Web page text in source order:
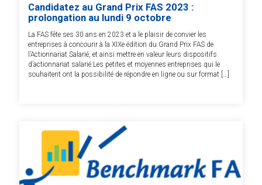
Candidatez au Grand Prix FAS 2023 :
prolongation au lundi 9 octobre
La FAS fête ses 30 ans en 2023 et a le plaisir de convier les
entreprises à concourir à la XIXe édition du Grand Prix FAS de
l’Actionnariat Salarié, et ainsi mettre en valeur leurs dispositifs
d’actionnariat salarié.Les petites et moyennes entreprises qui le
souhaitent ont la possibilité de répondre en ligne ou sur format […]